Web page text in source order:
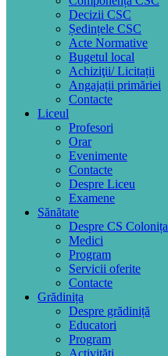
Decizii CSC
Ședințele CSC
Acte Normative
Bugetul local
Achiziţii/ Licitații
Angajații primăriei
Contacte
Liceul
Profesori
Orar
Evenimente
Contacte
Despre Liceu
Examene
Sănătate
Despre CS Colonița
Medici
Program
Servicii oferite
Contacte
Grădinița
Despre grădiniță
Educatori
Program
Activități